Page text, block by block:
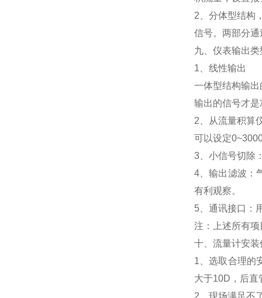
2、分体型结构
信号。两部分
九、仪表输出
1、线性输出
一体型结构输
输出的信号才
2、从流量积算
可以设定
3、小信号切除
4、输出滤波：
有利观察。
5、通讯接口：
注：上述所有
十、流量计安
1、选取合理的
大于10D，后直
2、现场满足不